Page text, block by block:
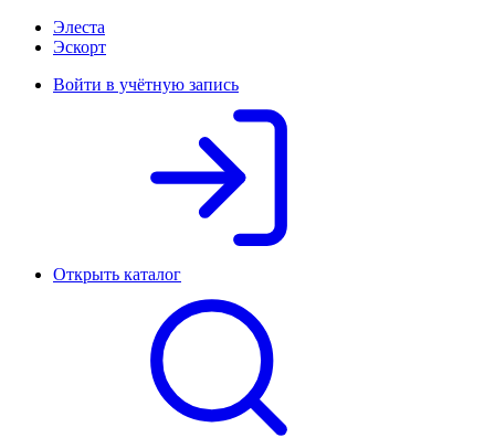
Элеста
Эскорт
Войти в учётную запись
Открыть каталог